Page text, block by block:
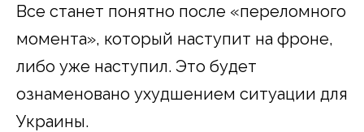
Все станет понятно после «переломного
момента», который наступит на фроне,
либо уже наступил. Это будет
ознаменовано ухудшением ситуации для
Украины.